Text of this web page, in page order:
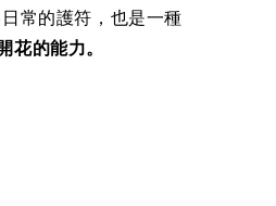
常的護符，也是一種
花的能力。